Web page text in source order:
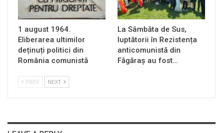
1 august 1964.
Eliberarea ultimilor
deținuți politici din
România comunistă
La Sâmbăta de Sus,
luptătorii în Rezistența
anticomunistă din
Făgăraș au fost…
PREV NEXT